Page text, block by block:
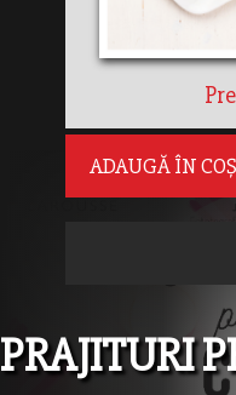
ADAUGĂ ÎN COȘ
PRAJITURI